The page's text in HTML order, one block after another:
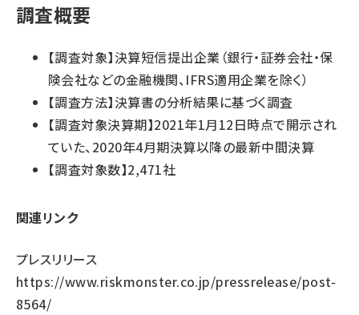
調査概要
【調査対象】決算短信提出企業（銀行・証券会社・保
険会社などの金融機関、IFRS適用企業を除く）
【調査方法】決算書の分析結果に基づく調査
【調査対象決算期】2021年1月12日時点で開示され
ていた、2020年4月期決算以降の最新中間決算
【調査対象数】2,471社
関連リンク
プレスリリース
https://www.riskmonster.co.jp/pressrelease/post-
8564/